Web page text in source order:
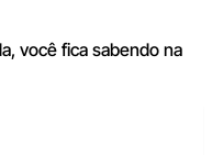
você fica sabendo na